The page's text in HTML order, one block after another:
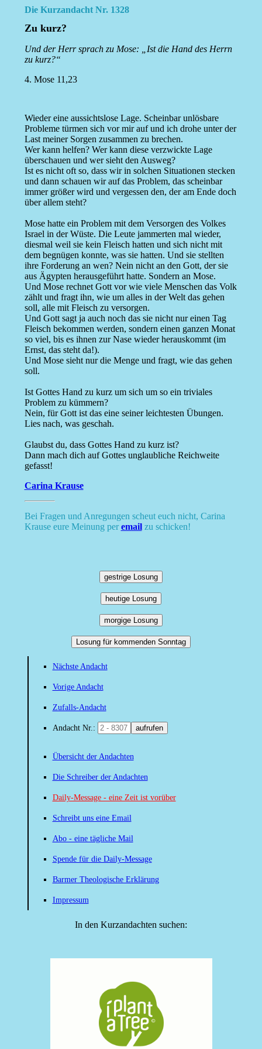
Die Kurzandacht Nr. 1328
Zu kurz?
Und der Herr sprach zu Mose: „Ist die Hand des Herrn
zu kurz?“
4. Mose 11,23
Wieder eine aussichtslose Lage. Scheinbar unlösbare
Probleme türmen sich vor mir auf und ich drohe unter der
Last meiner Sorgen zusammen zu brechen.
Wer kann helfen? Wer kann diese verzwickte Lage
überschauen und wer sieht den Ausweg?
Ist es nicht oft so, dass wir in solchen Situationen stecken
und dann schauen wir auf das Problem, das scheinbar
immer größer wird und vergessen den, der am Ende doch
über allem steht?
Mose hatte ein Problem mit dem Versorgen des Volkes
Israel in der Wüste. Die Leute jammerten mal wieder,
diesmal weil sie kein Fleisch hatten und sich nicht mit
dem begnügen konnte, was sie hatten. Und sie stellten
ihre Forderung an wen? Nein nicht an den Gott, der sie
aus Ägypten herausgeführt hatte. Sondern an Mose.
Und Mose rechnet Gott vor wie viele Menschen das Volk
zählt und fragt ihn, wie um alles in der Welt das gehen
soll, alle mit Fleisch zu versorgen.
Und Gott sagt ja auch noch das sie nicht nur einen Tag
Fleisch bekommen werden, sondern einen ganzen Monat
so viel, bis es ihnen zur Nase wieder herauskommt (im
Ernst, das steht da!).
Und Mose sieht nur die Menge und fragt, wie das gehen
soll.
Ist Gottes Hand zu kurz um sich um so ein triviales
Problem zu kümmern?
Nein, für Gott ist das eine seiner leichtesten Übungen.
Lies nach, was geschah.
Glaubst du, dass Gottes Hand zu kurz ist?
Dann mach dich auf Gottes unglaubliche Reichweite
gefasst!
Carina Krause
Bei Fragen und Anregungen scheut euch nicht, Carina
Krause eure Meinung peremailzu schicken!
gestrige Losung
heutige Losung
morgige Losung
Losung für kommenden Sonntag
Nächste Andacht
Vorige Andacht
Zufalls-Andacht
Andacht Nr.: aufrufen
Übersicht der Andachten
Die Schreiber der Andachten
Daily-Message - eine Zeit ist vorüber
Schreibt uns eine Email
Abo - eine tägliche Mail
Spende für die Daily-Message
Barmer Theologische Erklärung
Impressum
In den Kurzandachten suchen: